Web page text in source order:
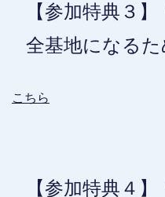
【参加特典３
全基地になるた
こちら
【参加特典４